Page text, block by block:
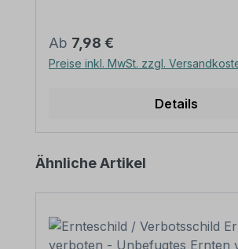
eine sichere Befestigung von
einer Höhe über 200 mm
Rohrschellen benötigt.
Norm: nach IVZ Material: Stahl,
Verschrauben Schellenlänge:
für Pfosten / Ø 76 mm
mm Verpackungseinheiten: 1
zur Befestigung am Pfosten
beachten Sie: Für eine sichere
Regulärer Preis:
Ab 7,98 €
Preise inkl. MwSt. zzgl.
Details
Produktgalerie überspringen
Ähnliche Artikel